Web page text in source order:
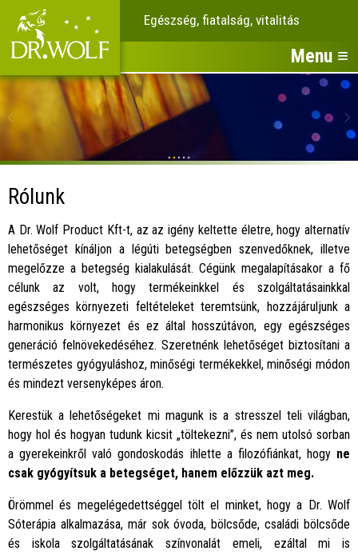
Egészség, fiatalság, vitalitás
Menu ≡
Rólunk
A Dr. Wolf Product Kft-t, az az igény keltette életre, hogy alternatív
lehetőséget kínáljon a légúti betegségben szenvedőknek, illetve
megelőzze a betegség kialakulását. Cégünk megalapításakor a fő
célunk az volt, hogy termékeinkkel és szolgáltatásainkkal
egészséges környezeti feltételeket teremtsünk, hozzájáruljunk a
harmonikus környezet és ez által hosszútávon, egy egészséges
generáció felnövekedéséhez. Szeretnénk lehetőséget biztosítani a
természetes gyógyuláshoz, minőségi termékekkel, minőségi módon
és mindezt versenyképes áron.
Kerestük a lehetőségeket mi magunk is a stresszel teli világban,
hogy hol és hogyan tudunk kicsit „töltekezni”, és nem utolsó sorban
a gyerekeinkről való gondoskodás ihlette a filozófiánkat, hogy ne
csak gyógyítsuk a betegséget, hanem előzzük azt meg.
Örömmel és megelégedettséggel tölt el minket, hogy a Dr. Wolf
Sóterápia alkalmazása, már sok óvoda, bölcsőde, családi bölcsőde
és iskola szolgáltatásának színvonalát emeli, ezáltal mi is